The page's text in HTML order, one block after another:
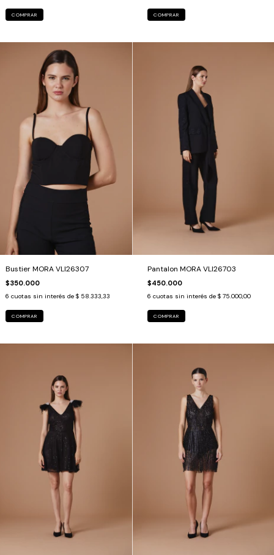
COMPRAR COMPRAR
Bustier MORA VLI26307
$350.000
6 cuotas sin interés de $ 58.333,33
COMPRAR
Pantalon MORA VLI26703
$450.000
6 cuotas sin interés de $ 75.000,00
COMPRAR